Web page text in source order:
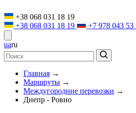
+38 068 031 18 19
+38 068 031 18 19
+7 978 043 53
uaru
Главная →
Маршруты →
Междугородние перевозки →
Днепр - Ровно